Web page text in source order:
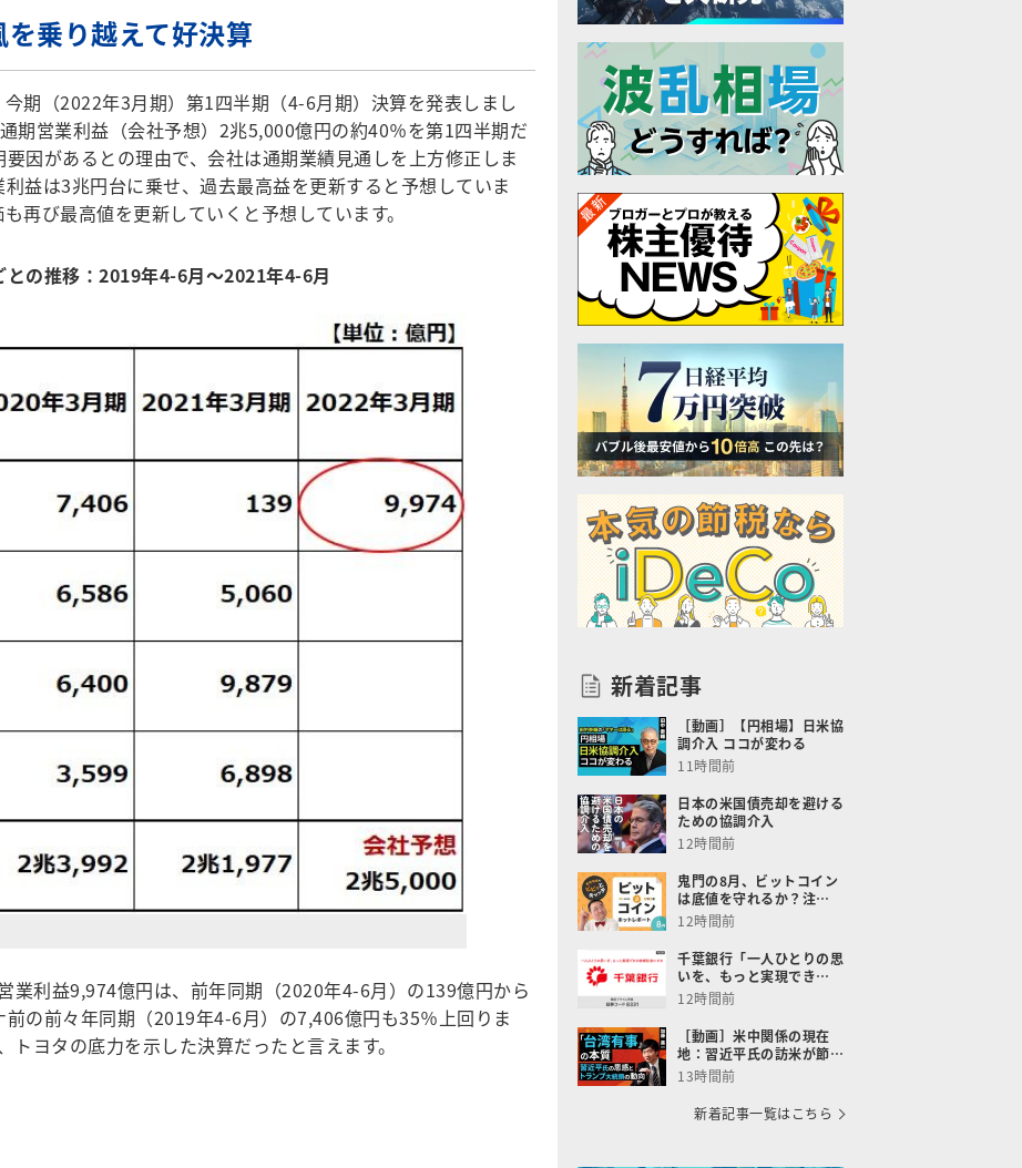
乗り越えて好決算
今期（2022年3月期）第1四半期（4-6月期）決算を発表しまし
期営業利益（会社予想）2兆5,000億円の約40％を第1四半期だ
因があるとの理由で、会社は通期業績見通しを上方修正しま
益は3兆円台に乗せ、過去最高益を更新すると予想していま
再び最高値を更新していくと予想しています。
との推移：2019年4-6月～2021年4-6月
利益9,974億円は、前年同期（2020年4-6月）の139億円から
の前々年同期（2019年4-6月）の7,406億円も35％上回りま
ヨタの底力を示した決算だったと言えます。
新着記事
［動画］【円相場】日米協
調介入 ココが変わる
11時間前
日本の米国債売却を避ける
ための協調介入
12時間前
鬼門の8月、ビットコイン
は底値を守れるか？注…
12時間前
千葉銀行「一人ひとりの思
いを、もっと実現でき…
12時間前
［動画］米中関係の現在
地：習近平氏の訪米が節…
13時間前
新着記事一覧はこちら